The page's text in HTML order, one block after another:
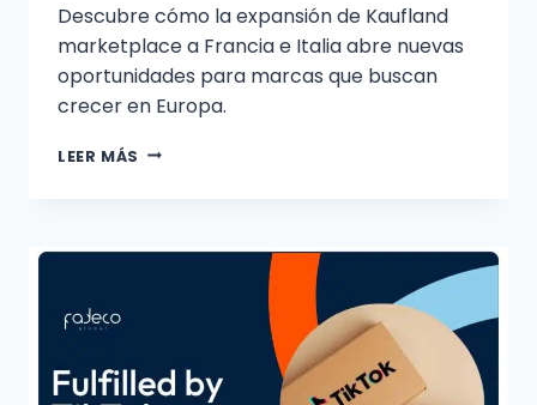
Descubre cómo la expansión de Kaufland
marketplace a Francia e Italia abre nuevas
oportunidades para marcas que buscan
crecer en Europa.
LEER MÁS